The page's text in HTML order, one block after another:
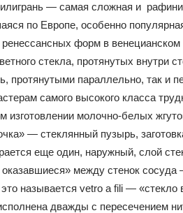
— самая сложная и
по Европе, особенно
форм в
стекла, протянутых внутри
протянутыми параллельно, так и
самого высокого класса
изготовлении молочно-белых
— стеклянный пузырь,
еще один, наружный, слой
оказавшиеся» между стенок
называется vetro a fili — «стекло
дважды с пересечением